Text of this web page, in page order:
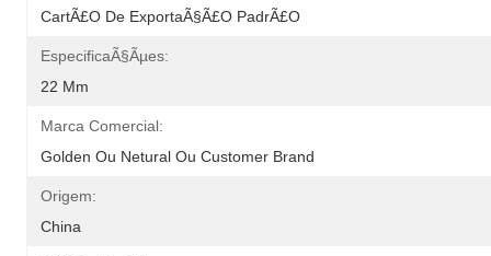
CartÃ£o De ExportaÃ§Ã£o PadrÃ£o
EspecificaÃ§Ãµes:
22 Mm
Marca Comercial:
Golden Ou Netural Ou Customer Brand
Origem:
China